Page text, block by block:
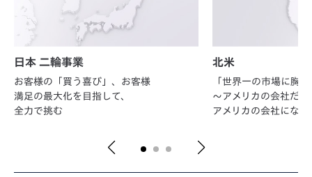
日本 二輪事業
お客様の「買う喜び」、お客様
満足の最大化を目指して、
全力で挑む
北米
「世界一の市場に胸
～アメリカの会社だか
アメリカの会社になろ